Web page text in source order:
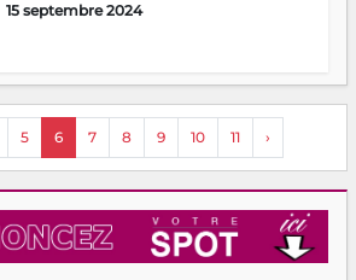
15 septembre 2024
5 6 7 8 9 10 11 ›